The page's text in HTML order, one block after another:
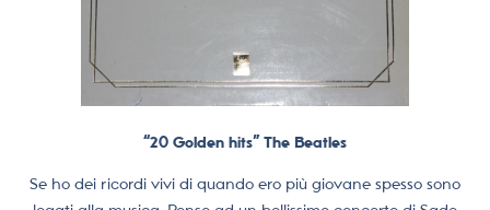
“20 Golden hits” The Beatles
Se ho dei ricordi vivi di quando ero più giovane spesso sono